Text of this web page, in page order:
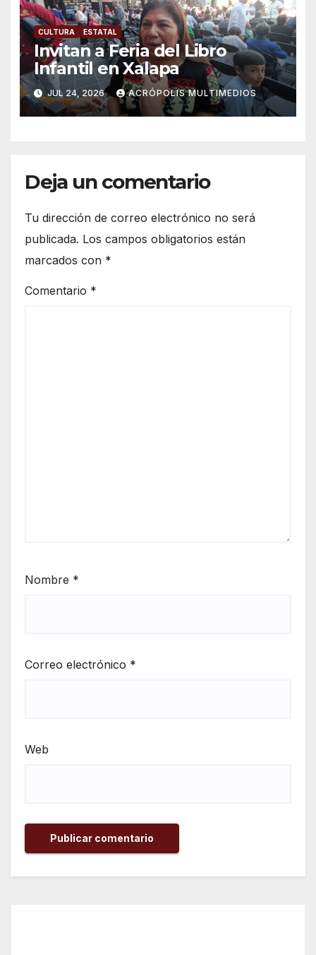
CULTURA ESTATAL
Invitan a Feria del Libro
Infantil en Xalapa
JUL 24, 2026 ACRÓPOLIS MULTIMEDIOS
Deja un comentario
Tu dirección de correo electrónico no será
publicada. Los campos obligatorios están
marcados con *
Comentario *
Nombre *
Correo electrónico *
Web